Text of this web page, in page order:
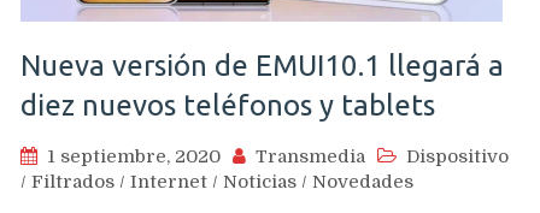
Nueva versión de EMUI10.1 llegará a
diez nuevos teléfonos y tablets
1 septiembre, 2020 Transmedia
Dispositivo
/ Filtrados / Internet / Noticias / Novedades